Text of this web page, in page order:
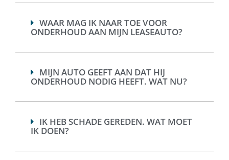
WAAR MAG IK NAAR TOE VOOR
ONDERHOUD AAN MIJN LEASEAUTO?
MIJN AUTO GEEFT AAN DAT HIJ
ONDERHOUD NODIG HEEFT. WAT NU?
IK HEB SCHADE GEREDEN. WAT MOET
IK DOEN?